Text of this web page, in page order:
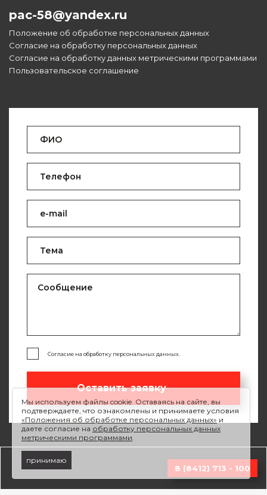
pac-58@yandex.ru
Положение об обработке персональных данных
Согласие на обработку персональных данных
Согласие на обработку данных метрическими программами
Пользовательское соглашение
Согласие на обработку персональных данных.
Оставить заявку
8 (8412) 713 - 100
Мы используем файлы cookie. Оставаясь на сайте, вы
подтверждаете, что ознакомлены и принимаете условия
«Положения об обработке персональных данных» и
даете согласие на обработку персональных данных
метрическими программами.
принимаю